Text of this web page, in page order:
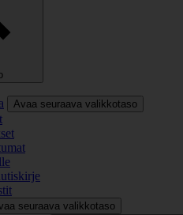
Avaa seuraava valikkotaso
seuraava valikkotaso